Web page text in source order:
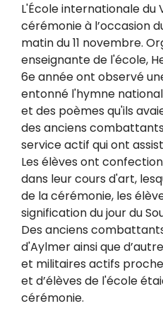
L'École internationale du
cérémonie à l’occasion
matin du 11 novembre.
enseignante de l'école,
6e année ont observé
entonné l'hymne
et des poèmes qu'ils
des anciens
service actif qui ont
Les élèves ont
dans leur cours d'art,
de la cérémonie, les
signification du jour du
Des anciens
d'Aylmer ainsi que
et militaires actifs
et d’élèves de l'école
cérémonie.